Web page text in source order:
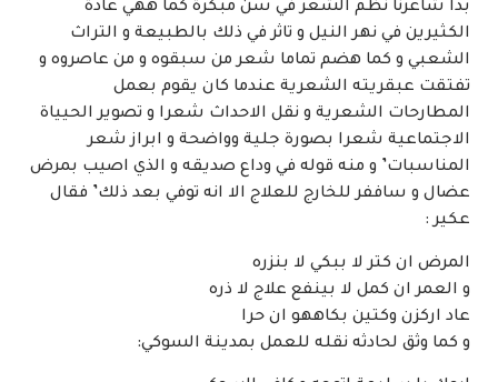
بدا شاعرنا نظم الشعر في سن مبكرة كما ههي عادة
الكثيرين في نهر النيل و تاثر في ذلك بالطبيعة و التراث
الشعبي و كما هضم تماما شعر من سبقوه و من عاصروه و
تفتقت عبقريته الشعرية عندما كان يقوم بعمل
المطارحات الشعرية و نقل الاحداث شعرا و تصوير الحيياة
الاجتماعية شعرا بصورة جلية وواضحة و ابراز شعر
المناسبات’ و منه قوله في وداع صديقه و الذي اصيب بمرض
عضال و ساففر للخارج للعلاج الا انه توفي بعد ذلك’ فقال
عكير :
المرض ان كتر لا ببكي لا بنزره
و العمر ان كمل لا بينفع علاج لا ذره
عاد اركزن وكتين بكاههو ان حرا
و كما وثق لحادثه نقله للعمل بمدينة السوكي: